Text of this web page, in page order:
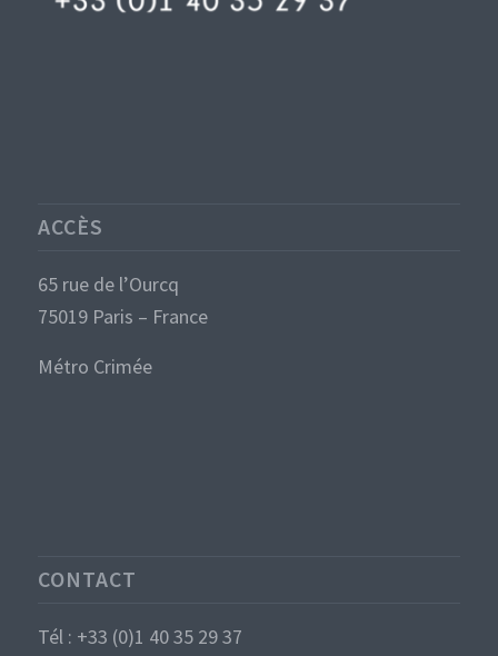
ACCÈS
65 rue de l’Ourcq
75019 Paris – France
Métro Crimée
CONTACT
Tél : +33 (0)1 40 35 29 37